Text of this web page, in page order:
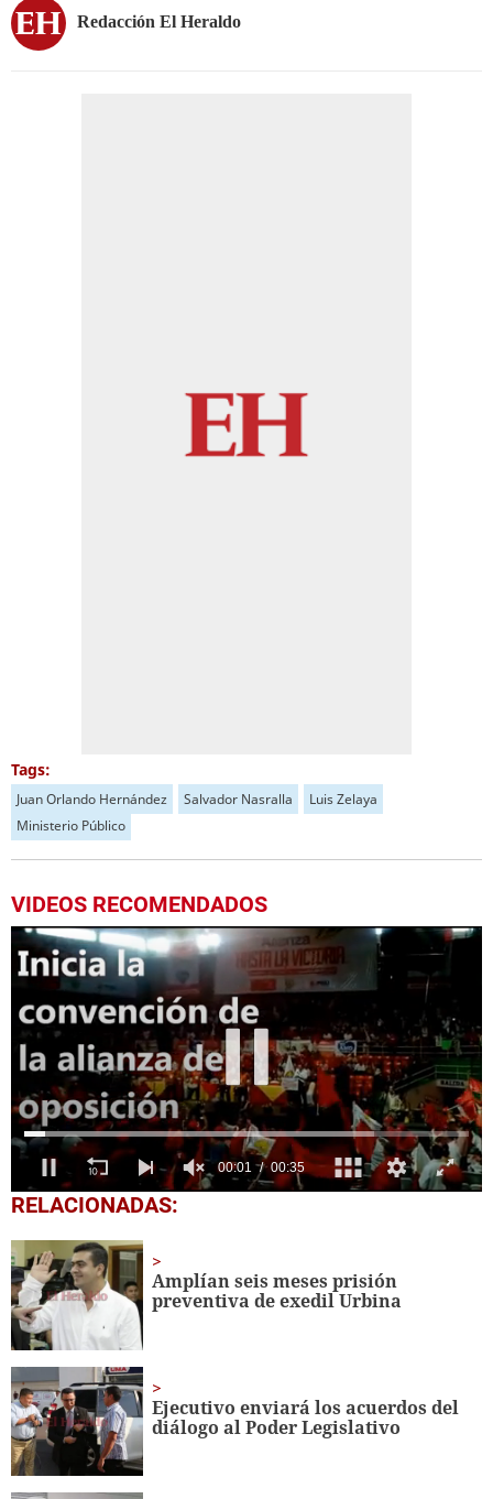
Redacción El Heraldo
Tags:
Juan Orlando Hernández Salvador Nasralla
Luis Zelaya
Ministerio Público
VIDEOS RECOMENDADOS
0
seconds
35
seconds
RELACIONADAS:
Amplían seis meses prisión
preventiva de exedil Urbina
Ejecutivo enviará los acuerdos del
diálogo al Poder Legislativo